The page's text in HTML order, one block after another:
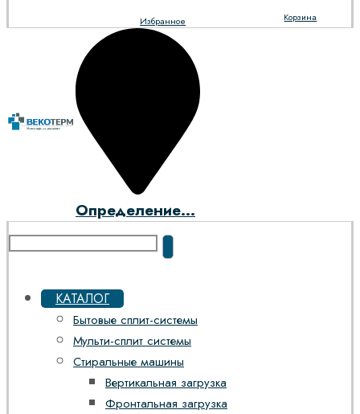
Корзина
Избранное
Определение...
КАТАЛОГ
Бытовые сплит-системы
Мульти-сплит системы
Стиральные машины
Вертикальная загрузка
Фронтальная загрузка